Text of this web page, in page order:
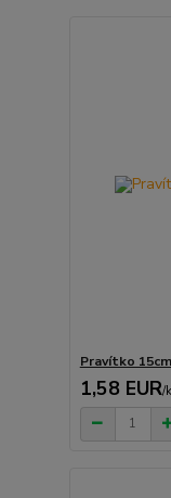
Pravítko
1,58 EUR/